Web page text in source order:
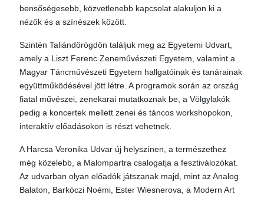
bensőségesebb, közvetlenebb kapcsolat alakuljon ki a
nézők és a színészek között.
Szintén Taliándörögdön találjuk meg az Egyetemi Udvart,
amely a Liszt Ferenc Zeneművészeti Egyetem, valamint a
Magyar Táncművészeti Egyetem hallgatóinak és tanárainak
együttműködésével jött létre. A programok során az ország
fiatal művészei, zenekarai mutatkoznak be, a Völgylakók
pedig a koncertek mellett zenei és táncos workshopokon,
interaktív előadásokon is részt vehetnek.
A Harcsa Veronika Udvar új helyszínen, a természethez
még közelebb, a Malompartra csalogatja a fesztiválozókat.
Az udvarban olyan előadók játszanak majd, mint az Analog
Balaton, Barkóczi Noémi, Ester Wiesnerova, a Modern Art